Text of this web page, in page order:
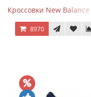
Кроссовки New Balance
8970